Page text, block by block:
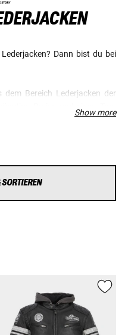
Dann bist du bei
Bereich Lederjacken der
Show more